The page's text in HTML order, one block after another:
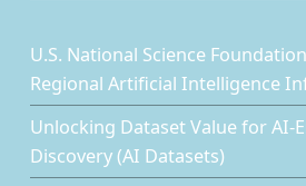
U.S. National Science
Regional Artificial Intelligence
Unlocking Dataset Value for AI-
Discovery (AI Datasets)